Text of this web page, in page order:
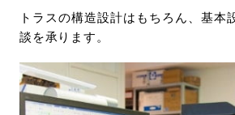
トラスの構造設計はもちろん、基本
談を承ります。